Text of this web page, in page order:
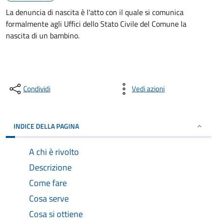
La denuncia di nascita è l'atto con il quale si comunica
formalmente agli Uffici dello Stato Civile del Comune la
nascita di un bambino.
Condividi Vedi azioni
INDICE DELLA PAGINA
A chi è rivolto
Descrizione
Come fare
Cosa serve
Cosa si ottiene